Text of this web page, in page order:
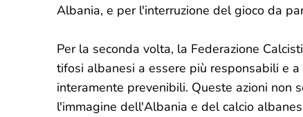
Albania, e per l'interruzione del gioco da
Per la seconda volta, la Federazione
tifosi albanesi a essere più responsabili e
interamente prevenibili. Queste azioni non
l'immagine dell'Albania e del calcio